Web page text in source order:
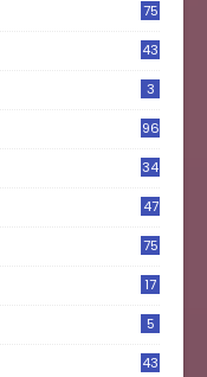
75
43
3
96
34
47
75
17
5
43